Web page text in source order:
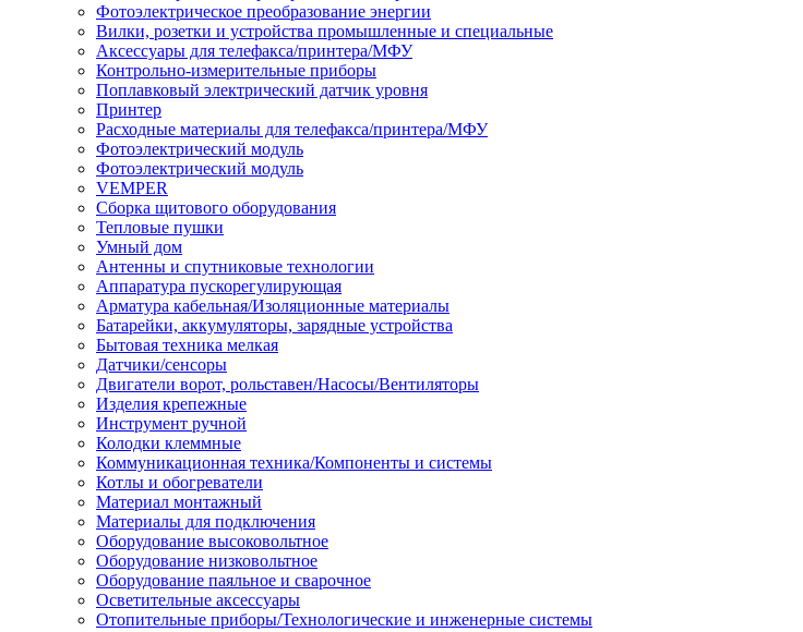
Фотоэлектрическое преобразование энергии
Вилки, розетки и устройства промышленные и специальные
Аксессуары для телефакса/принтера/МФУ
Контрольно-измерительные приборы
Поплавковый электрический датчик уровня
Принтер
Расходные материалы для телефакса/принтера/МФУ
Фотоэлектрический модуль
Фотоэлектрический модуль
VEMPER
Сборка щитового оборудования
Тепловые пушки
Умный дом
Антенны и спутниковые технологии
Аппаратура пускорегулирующая
Арматура кабельная/Изоляционные материалы
Батарейки, аккумуляторы, зарядные устройства
Бытовая техника мелкая
Датчики/сенсоры
Двигатели ворот, рольставен/Насосы/Вентиляторы
Изделия крепежные
Инструмент ручной
Колодки клеммные
Коммуникационная техника/Компоненты и системы
Котлы и обогреватели
Материал монтажный
Материалы для подключения
Оборудование высоковольтное
Оборудование низковольтное
Оборудование паяльное и сварочное
Осветительные аксессуары
Отопительные приборы/Технологические и инженерные системы